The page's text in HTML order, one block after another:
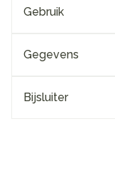
Gebruik
Gegevens
Bijsluiter